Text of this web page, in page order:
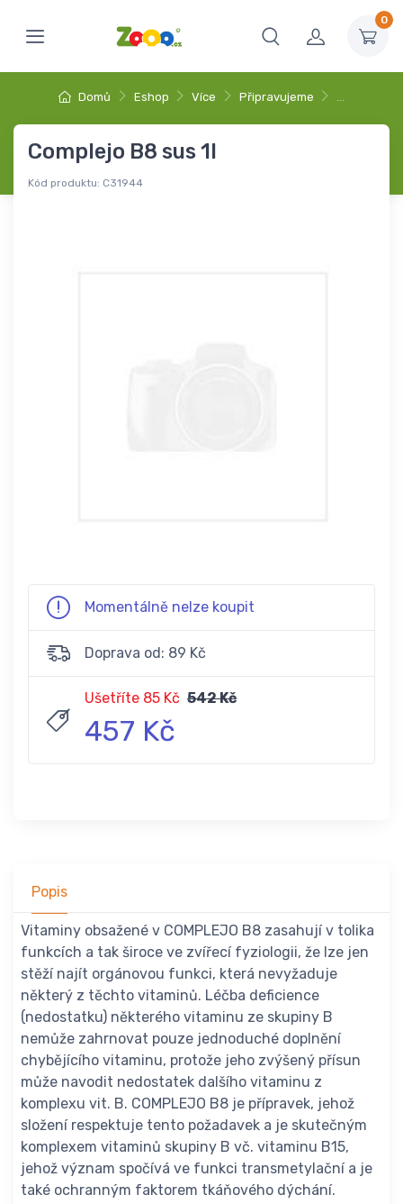
0
Domů Eshop Více Připravujeme …
Complejo B8 sus 1l
Kód produktu: C31944
Momentálně nelze koupit
Doprava od: 89 Kč
Ušetříte 85 Kč 542 Kč
457 Kč
Popis
Vitaminy obsažené v COMPLEJO B8 zasahují v tolika
funkcích a tak široce ve zvířecí fyziologii, že lze jen
stěží najít orgánovou funkci, která nevyžaduje
některý z těchto vitaminů. Léčba deficience
(nedostatku) některého vitaminu ze skupiny B
nemůže zahrnovat pouze jednoduché doplnění
chybějícího vitaminu, protože jeho zvýšený přísun
může navodit nedostatek dalšího vitaminu z
komplexu vit. B. COMPLEJO B8 je přípravek, jehož
složení respektuje tento požadavek a je skutečným
komplexem vitaminů skupiny B vč. vitaminu B15,
jehož význam spočívá ve funkci transmetylační a je
také ochranným faktorem tkáňového dýchání.